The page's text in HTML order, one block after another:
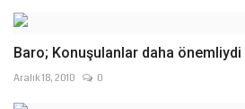
Baro; Konuşulanlar daha önemliydi
Aralık 18, 2010 0